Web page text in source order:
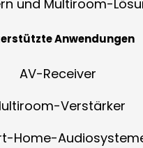
und Multiroom-
Anwendungen
AV-Receiver
Verstärker
Home-